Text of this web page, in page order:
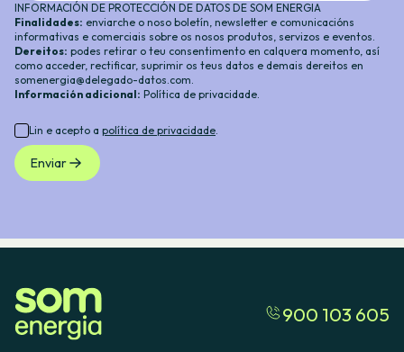
INFORMACIÓN DE PROTECCIÓN DE DATOS DE SOM ENERGIA
Finalidades: enviarche o noso boletín, newsletter e comunicacións
informativas e comerciais sobre os nosos produtos, servizos e eventos.
Dereitos: podes retirar o teu consentimento en calquera momento, así
como acceder, rectificar, suprimir os teus datos e demais dereitos en
somenergia@delegado-datos.com.
Información adicional: Política de privacidade.
Lin e acepto a política de privacidade.
Enviar
900 103 605